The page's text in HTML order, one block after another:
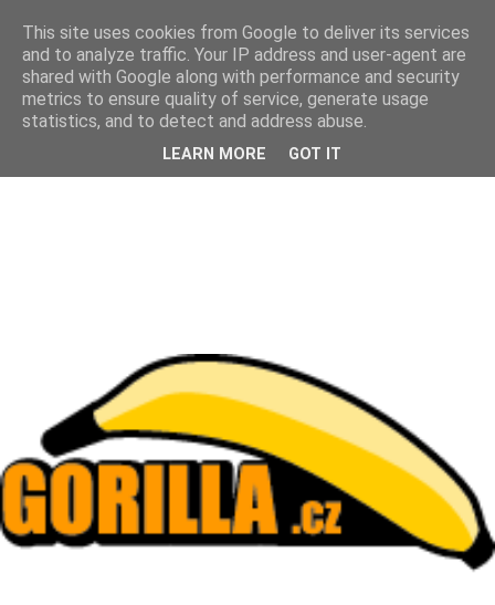
This site uses cookies from Google to deliver its services
and to analyze traffic. Your IP address and user-agent are
shared with Google along with performance and security
metrics to ensure quality of service, generate usage
statistics, and to detect and address abuse.
LEARN MORE GOT IT